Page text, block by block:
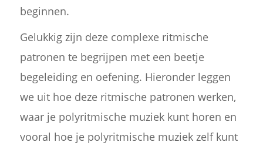
beginnen.
Gelukkig zijn deze complexe ritmische
patronen te begrijpen met een beetje
begeleiding en oefening. Hieronder leggen
we uit hoe deze ritmische patronen werken,
waar je polyritmische muziek kunt horen en
vooral hoe je polyritmische muziek zelf kunt